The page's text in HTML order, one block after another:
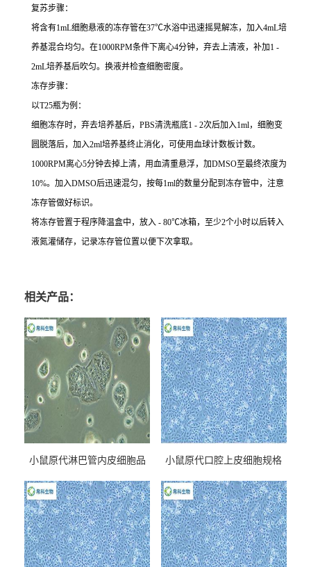
复苏步骤：
将含有1mL细胞悬液的冻存管在37℃水浴中迅速摇晃解冻，加入4mL培
养基混合均匀。在1000RPM条件下离心4分钟，弃去上清液，补加1 -
2mL培养基后吹匀。换液并检查细胞密度。
冻存步骤：
以T25瓶为例：
细胞冻存时，弃去培养基后，PBS清洗瓶底1 - 2次后加入1ml，细胞变
圆脱落后，加入2ml培养基终止消化，可使用血球计数板计数。
1000RPM离心5分钟去掉上清，用血清重悬浮，加DMSO至最终浓度为
10%。加入DMSO后迅速混匀，按每1ml的数量分配到冻存管中，注意
冻存管做好标识。
将冻存管置于程序降温盒中，放入 - 80℃冰箱，至少2个小时以后转入
液氮灌储存，记录冻存管位置以便下次拿取。
相关产品：
小鼠原代淋巴管内皮细胞品
小鼠原代口腔上皮细胞规格